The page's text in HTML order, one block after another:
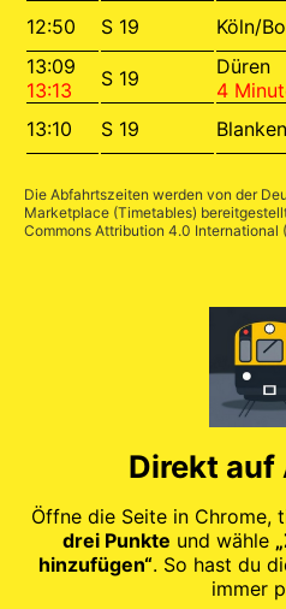
12:50 S 19 Köln/
13:09
13:13
S 19
Düren
4
13:10 S 19
Die Abfahrtszeiten werden von der
Marketplace (Timetables)
Commons Attribution 4.0 International
Direkt auf
Öffne die Seite in Chrome,
drei Punkte und wähle
hinzufügen“. So hast du
immer